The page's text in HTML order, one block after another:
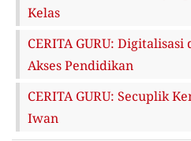
Kelas
CERITA GURU:
Akses Pendidikan
CERITA GURU: Secuplik
Iwan